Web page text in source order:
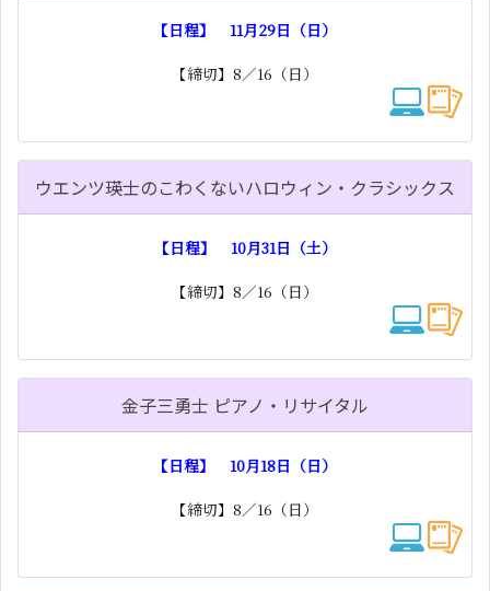
【日程】 11月29日（日）
【締切】8／16（日）
ウエンツ瑛士のこわくないハロウィン・クラシックス
【日程】 10月31日（土）
【締切】8／16（日）
金子三勇士 ピアノ・リサイタル
【日程】 10月18日（日）
【締切】8／16（日）